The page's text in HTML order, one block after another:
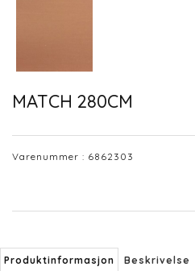
MATCH 280CM
Varenummer : 6862303
Produktinformasjon Beskrivelse